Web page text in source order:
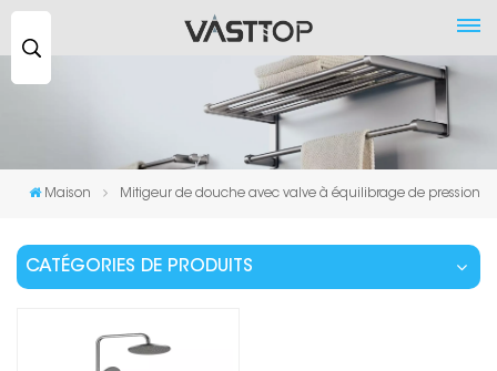
Maison Mitigeur de douche avec valve à équilibrage de pression
CATÉGORIES DE PRODUITS